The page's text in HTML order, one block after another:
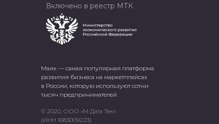
Маяк — самая популярная платформа
развития бизнеса на маркетплейсах
в России, которую используют сотни
тысяч предпринимателей.
© 2020, ООО «М Дата Тек»
(ИНН 1683009223)
Включено в реестр МТК